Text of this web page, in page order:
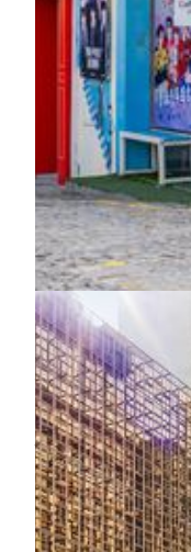
走出美高梅，步入
车与导游全程相伴
落。三条精心策划
西文化交融、路凼
环恬静自然与渔村
展开，每一次停留
着澳门独有的故事
前，成就专属于您
了解更多
设施
水疗和健身
禅潺
美狮美高梅的"禅潺
生的静谧之所，秉
高端水疗体验与尖